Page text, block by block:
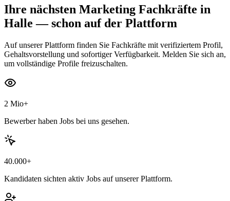
Ihre nächsten Marketing Fachkräfte in
Halle — schon auf der Plattform
Auf unserer Plattform finden Sie Fachkräfte mit verifiziertem Profil,
Gehaltsvorstellung und sofortiger Verfügbarkeit. Melden Sie sich an,
um vollständige Profile freizuschalten.
2 Mio+
Bewerber haben Jobs bei uns gesehen.
40.000+
Kandidaten sichten aktiv Jobs auf unserer Plattform.